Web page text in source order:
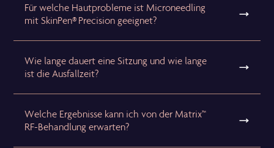
Für welche Hautprobleme ist Microneedling
mit SkinPen® Precision geeignet?
Wie lange dauert eine Sitzung und wie lange
ist die Ausfallzeit?
Welche Ergebnisse kann ich von der Matrix™
RF-Behandlung erwarten?